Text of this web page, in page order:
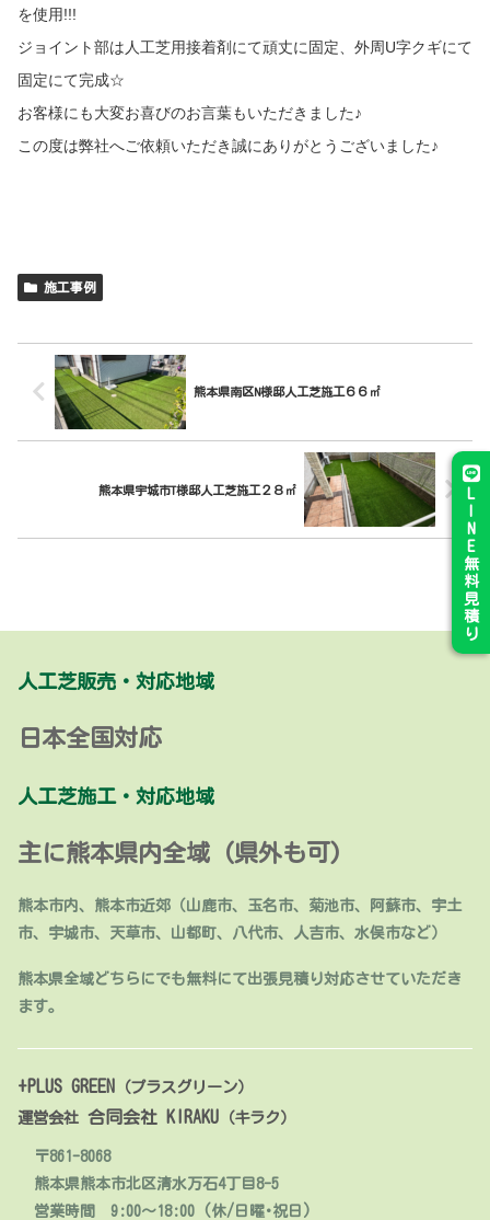
を使用!!!
ジョイント部は人工芝用接着剤にて頑丈に固定、外周U字クギにて
固定にて完成☆
お客様にも大変お喜びのお言葉もいただきました♪
この度は弊社へご依頼いただき誠にありがとうございました♪
施工事例
熊本県南区N様邸人工芝施工６６㎡
熊本県宇城市T様邸人工芝施工２８㎡
L
N
E
無
料
見
積
り
人工芝販売・対応地域
日本全国対応
人工芝施工・対応地域
主に熊本県内全域 (県外も可)
熊本市内、熊本市近郊（山鹿市、玉名市、菊池市、阿蘇市、宇土
市、宇城市、天草市、山都町、八代市、人吉市、水俣市など）
熊本県全域どちらにでも無料にて出張見積り対応させていただき
ます。
+PLUS GREEN
（プラスグリーン）
運営会社 合同会社 KIRAKU （キラク）
〒861-8068
熊本県熊本市北区清水万石4丁目8-5
営業時間 9:00～18:00 (休/日曜･祝日)